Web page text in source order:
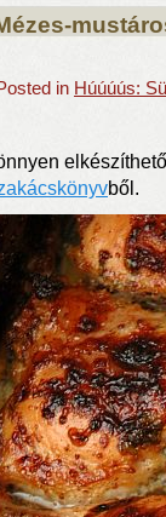
még tart!
találkozása a Mai
in Húúúús:
ből.